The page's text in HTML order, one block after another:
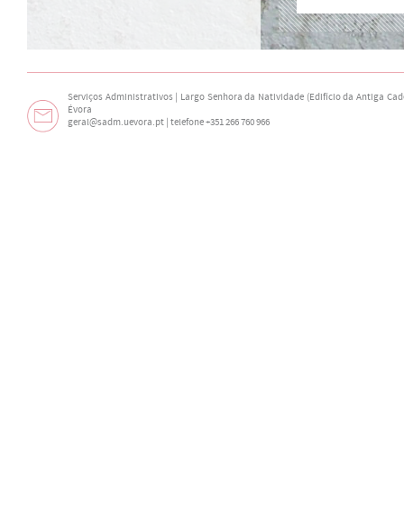
Serviços Administrativos | Largo Senhora da Natividade (Edifício da Antiga
Évora
geral@sadm.uevora.pt | telefone +351 266 760 966